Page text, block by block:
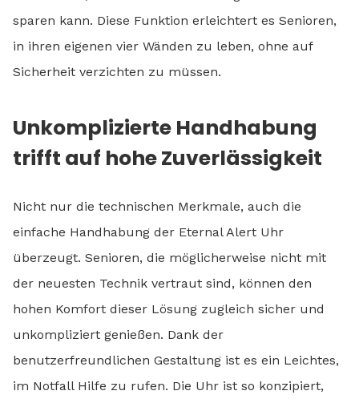
sparen kann. Diese Funktion erleichtert es Senioren,
in ihren eigenen vier Wänden zu leben, ohne auf
Sicherheit verzichten zu müssen.
Unkomplizierte Handhabung
trifft auf hohe Zuverlässigkeit
Nicht nur die technischen Merkmale, auch die
einfache Handhabung der Eternal Alert Uhr
überzeugt. Senioren, die möglicherweise nicht mit
der neuesten Technik vertraut sind, können den
hohen Komfort dieser Lösung zugleich sicher und
unkompliziert genießen. Dank der
benutzerfreundlichen Gestaltung ist es ein Leichtes,
im Notfall Hilfe zu rufen. Die Uhr ist so konzipiert,